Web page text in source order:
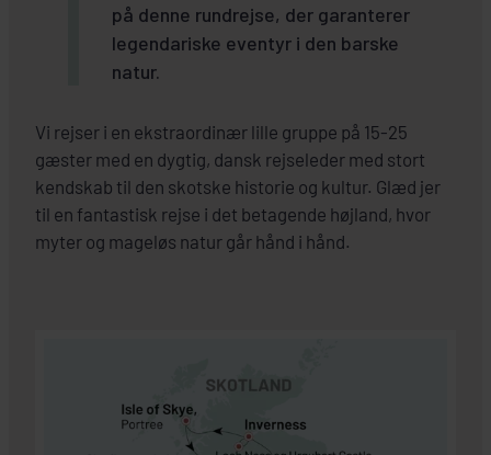
på denne rundrejse, der garanterer
legendariske eventyr i den barske
natur.
Vi rejser i en ekstraordinær lille gruppe på 15-25
gæster med en dygtig, dansk rejseleder med stort
kendskab til den skotske historie og kultur. Glæd jer
til en fantastisk rejse i det betagende højland, hvor
myter og mageløs natur går hånd i hånd.